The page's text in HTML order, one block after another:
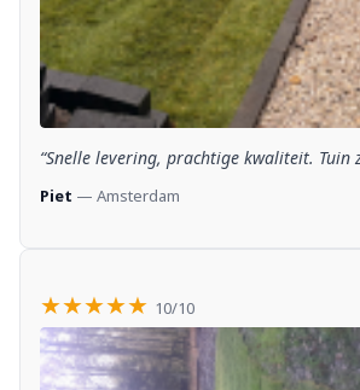
“Snelle levering, prachtige kwaliteit. Tuin
Piet — Amsterdam
★★★★★ 10/10